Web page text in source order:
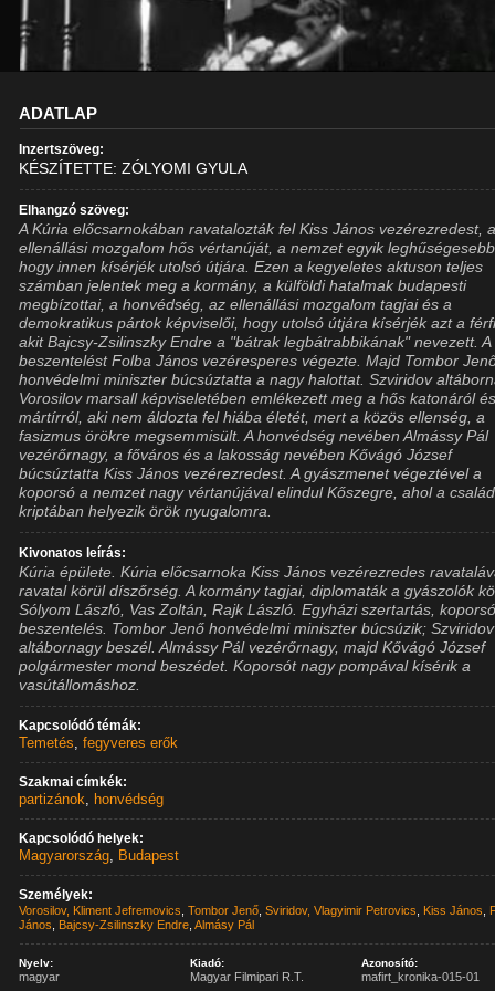
ADATLAP
Inzertszöveg:
KÉSZÍTETTE: ZÓLYOMI GYULA
Elhangzó szöveg:
A Kúria előcsarnokában ravatalozták fel Kiss János vezérezredest,
ellenállási mozgalom hős vértanúját, a nemzet egyik
hogy innen kísérjék utolsó útjára. Ezen a kegyeletes aktuson teljes
számban jelentek meg a kormány, a külföldi hatalmak budapesti
megbízottai, a honvédség, az ellenállási mozgalom tagjai és a
demokratikus pártok képviselői, hogy utolsó útjára kísérjék azt a
akit Bajcsy-Zsilinszky Endre a "bátrak legbátrabbikának" nevezett. A
beszentelést Folba János vezéresperes végezte. Majd Tombor
honvédelmi miniszter búcsúztatta a nagy halottat. Szviridov
Vorosilov marsall képviseletében emlékezett meg a hős katonáról
mártírról, aki nem áldozta fel hiába életét, mert a közös ellenség, a
fasizmus örökre megsemmisült. A honvédség nevében Almássy Pál
vezérőrnagy, a főváros és a lakosság nevében Kővágó József
búcsúztatta Kiss János vezérezredest. A gyászmenet végeztével a
koporsó a nemzet nagy vértanújával elindul Kőszegre, ahol a
kriptában helyezik örök nyugalomra.
Kivonatos leírás:
Kúria épülete. Kúria előcsarnoka Kiss János vezérezredes
ravatal körül díszőrség. A kormány tagjai, diplomaták a gyászolók
Sólyom László, Vas Zoltán, Rajk László. Egyházi szertartás,
beszentelés. Tombor Jenő honvédelmi miniszter búcsúzik; Szviridov
altábornagy beszél. Almássy Pál vezérőrnagy, majd Kővágó József
polgármester mond beszédet. Koporsót nagy pompával kísérik a
vasútállomáshoz.
Kapcsolódó témák:
Temetés,fegyveres erők
Szakmai címkék:
partizánok, honvédség
Kapcsolódó helyek:
Magyarország, Budapest
Személyek:
Vorosilov, Kliment Jefremovics ,Tombor Jenő ,Sviridov, Vlagyimir Petrovics Kiss János
János
Bajcsy-Zsilinszky Endre ,Almásy Pál
Nyelv:
magyar
Kiadó:
Magyar Filmipari R.T.
Azonosító:
mafirt_kronika-015-01